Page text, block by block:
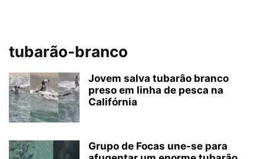
tubarão-branco
Jovem salva tubarão branco
preso em linha de pesca na
Califórnia
Grupo de Focas une-se para